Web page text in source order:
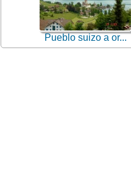
Pueblo suizo a or...